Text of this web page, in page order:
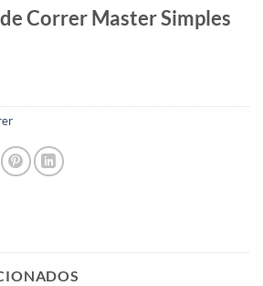
Correr Master Simples